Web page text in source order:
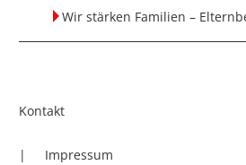
Wir stärken Familien –
Kontakt
Impressum